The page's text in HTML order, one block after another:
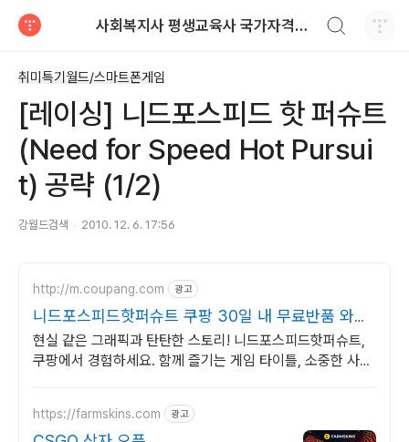
사회복지사 평생교육사 국가자격증 레포트 자료
취미특기월드/스마트폰게임
[레이싱] 니드포스피드 핫 퍼슈트
(Need for Speed Hot Pursui
t) 공략 (1/2)
강월드검색 2010. 12. 6. 17:56
http://m.coupang.com 광고
니드포스피드핫퍼슈트 쿠팡 30일 내 무료반품 와우
회원
현실 같은 그래픽과 탄탄한 스토리! 니드포스피드핫퍼슈트,
쿠팡에서 경험하세요. 함께 즐기는 게임 타이틀, 소중한 사람
https://farmskins.com 광고